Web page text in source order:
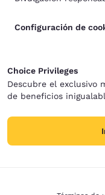
Configuración de
Choice Privileges
Descubre el exclusivo
de beneficios